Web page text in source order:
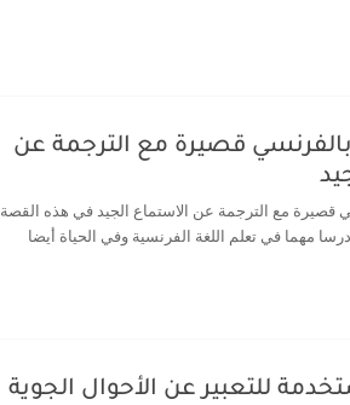
قصيرة مع الترجمة عن
قصيرة مع الترجمة عن الاستماع الجيد في هذه القصة
مهما في تعلم اللغة الفرنسية وفي الحياة أيضا
للتعبير عن الأحوال الجوية